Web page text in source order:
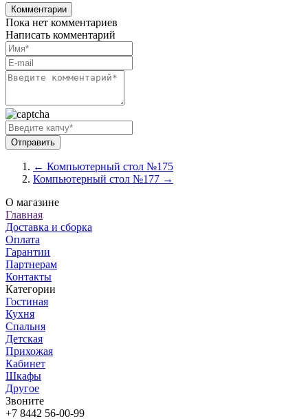
Комментарии
Пока нет комментариев
Написать комментарий
← Компьютерный стол №175
Компьютерный стол №177 →
О магазине
Главная
Доставка и сборка
Оплата
Гарантии
Партнерам
Контакты
Категории
Гостиная
Кухня
Спальня
Детская
Прихожая
Кабинет
Шкафы
Другое
Звоните
+7 8442 56-00-99